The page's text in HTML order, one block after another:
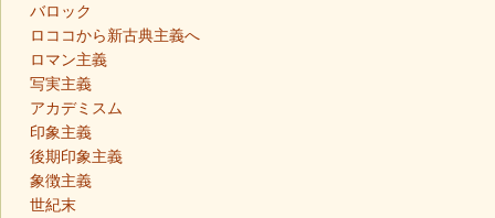
バロック
ロココから新古典主義へ
ロマン主義
写実主義
アカデミスム
印象主義
後期印象主義
象徴主義
世紀末